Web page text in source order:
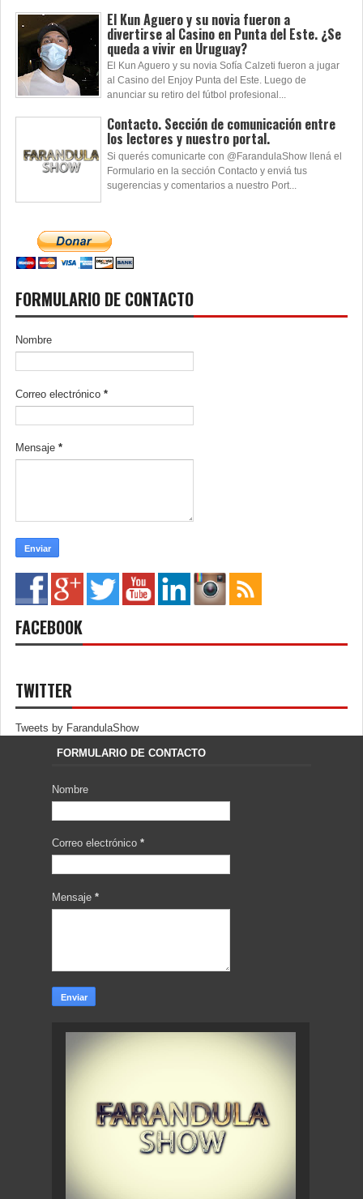
El Kun Aguero y su novia fueron a
divertirse al Casino en Punta del Este. ¿Se
queda a vivir en Uruguay?
El Kun Aguero y su novia Sofía Calzeti fueron a jugar
al Casino del Enjoy Punta del Este. Luego de
anunciar su retiro del fútbol profesional...
Contacto. Sección de comunicación entre
los lectores y nuestro portal.
Si querés comunicarte con @FarandulaShow llená el
Formulario en la sección Contacto y enviá tus
sugerencias y comentarios a nuestro Port...
FORMULARIO DE CONTACTO
Nombre
Correo electrónico *
Mensaje *
FACEBOOK
TWITTER
Tweets by FarandulaShow
FORMULARIO DE CONTACTO
Nombre
Correo electrónico *
Mensaje *